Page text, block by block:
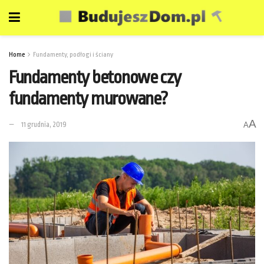
Home Fundamenty, podłogi i ściany
Fundamenty betonowe czy
fundamenty murowane?
11 grudnia, 2019 AA